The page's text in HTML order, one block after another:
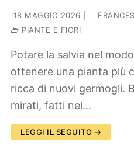
18 MAGGIO 2026
PIANTE E FIORI
Potare la salvia nel
ottenere una pianta più
ricca di nuovi germogli.
mirati, fatti nel…
LEGGI IL SEGUITO →